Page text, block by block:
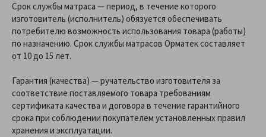
Срок службы матраса — период, в течение которого
изготовитель (исполнитель) обязуется обеспечивать
потребителю возможность использования товара (работы)
по назначению. Срок службы матрасов Орматек составляет
от 10 до 15 лет.
Гарантия (качества) — ручательство изготовителя за
соответствие поставляемого товара требованиям
сертификата качества и договора в течение гарантийного
срока при соблюдении покупателем установленных правил
хранения и эксплуатации.